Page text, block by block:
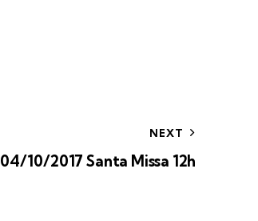
NEXT
04/10/2017 Santa Missa 12h